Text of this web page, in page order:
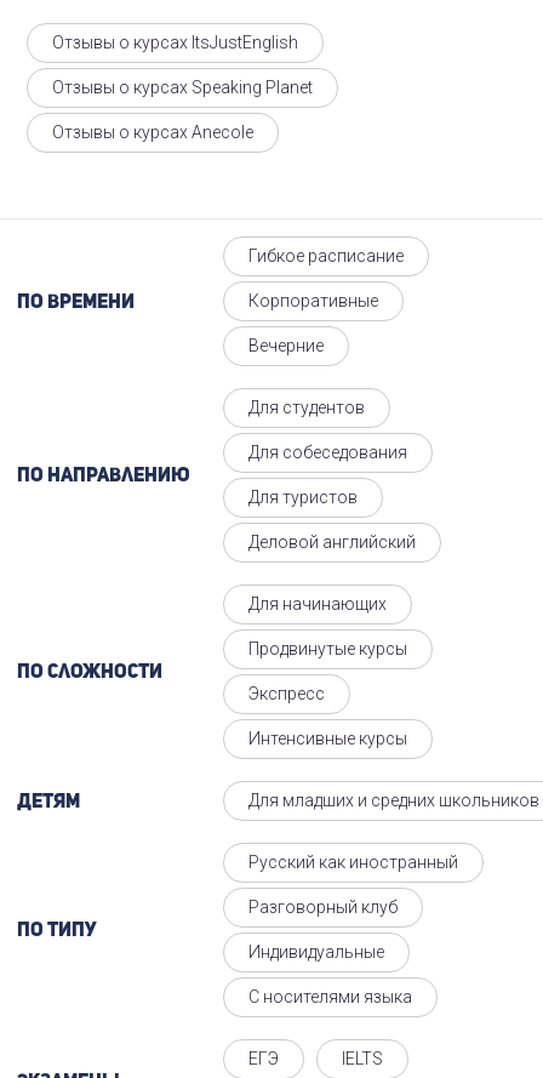
Отзывы о курсах ItsJustEnglish
Отзывы о курсах Speaking Planet
Отзывы о курсах Anecole
По времени
Гибкое расписание
Корпоративные
Вечерние
По направлению
Для студентов
Для собеседования
Для туристов
Деловой английский
По сложности
Для начинающих
Продвинутые курсы
Экспресс
Интенсивные курсы
Детям Для младших и средних школьников
По типу
Русский как иностранный
Разговорный клуб
Индивидуальные
С носителями языка
ЕГЭ IELTS